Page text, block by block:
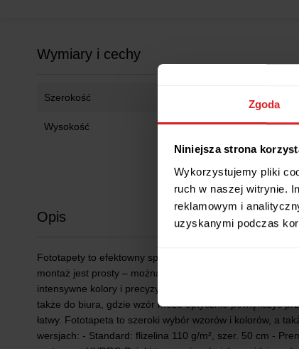
Zgoda
Niniejsza strona
Wykorzystujemy pliki
ruch w naszej witrynie.
reklamowym i
uzyskanymi podczas
Wymiary i cechy
Szerokość
Wysokość 175 cm
Opis
Fototapety to efektowny sposób na szybką metamorfozę
montaż jest prosty – można go wykonać samodzielnie.
intensywne kolory i precyzyjne detale. Są odporne na
także do biura, gdzie wzór może optycznie powiększyć
łatwy. Fototapeta to szeroki wybór wzorów i kolorów, a
wersjach: - Standard: flizelina 110 g/m², szer. 50 cm -